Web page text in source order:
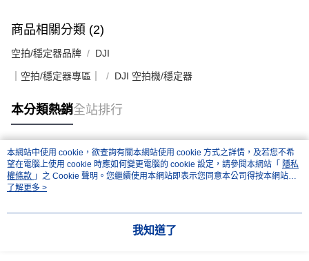
商品相關分類 (2)
空拍/穩定器品牌 DJI
｜空拍/穩定器專區｜ DJI 空拍機/穩定器
本分類熱銷全站排行
熱門標籤
本網站中使用 cookie，欲查詢有關本網站使用 cookie 方式之詳情，及若您不希
望在電腦上使用 cookie 時應如何變更電腦的 cookie 設定，請參閱本網站「 隱私
權條款 」之 Cookie 聲明。您繼續使用本網站即表示您同意本公司得按本網站使
用條款之 Cookie 聲明使用 cookie。
了解更多 >
我知道了